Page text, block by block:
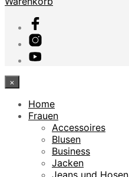
×
Home
Frauen
Accessoires
Blusen
Business
Jacken
Jeans und Hosen